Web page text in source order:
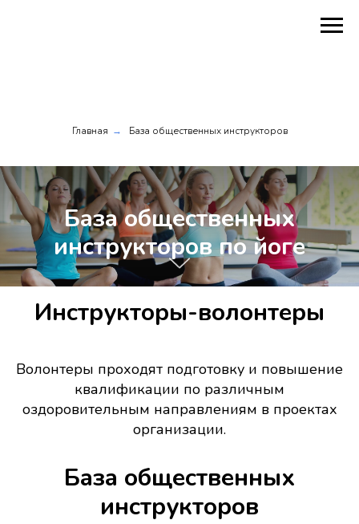
Главная → База общественных инструкторов
База общественных
инструкторов по йоге
Инструкторы-волонтеры
Волонтеры проходят подготовку и повышение
квалификации по различным
оздоровительным направлениям в проектах
организации.
База общественных
инструкторов